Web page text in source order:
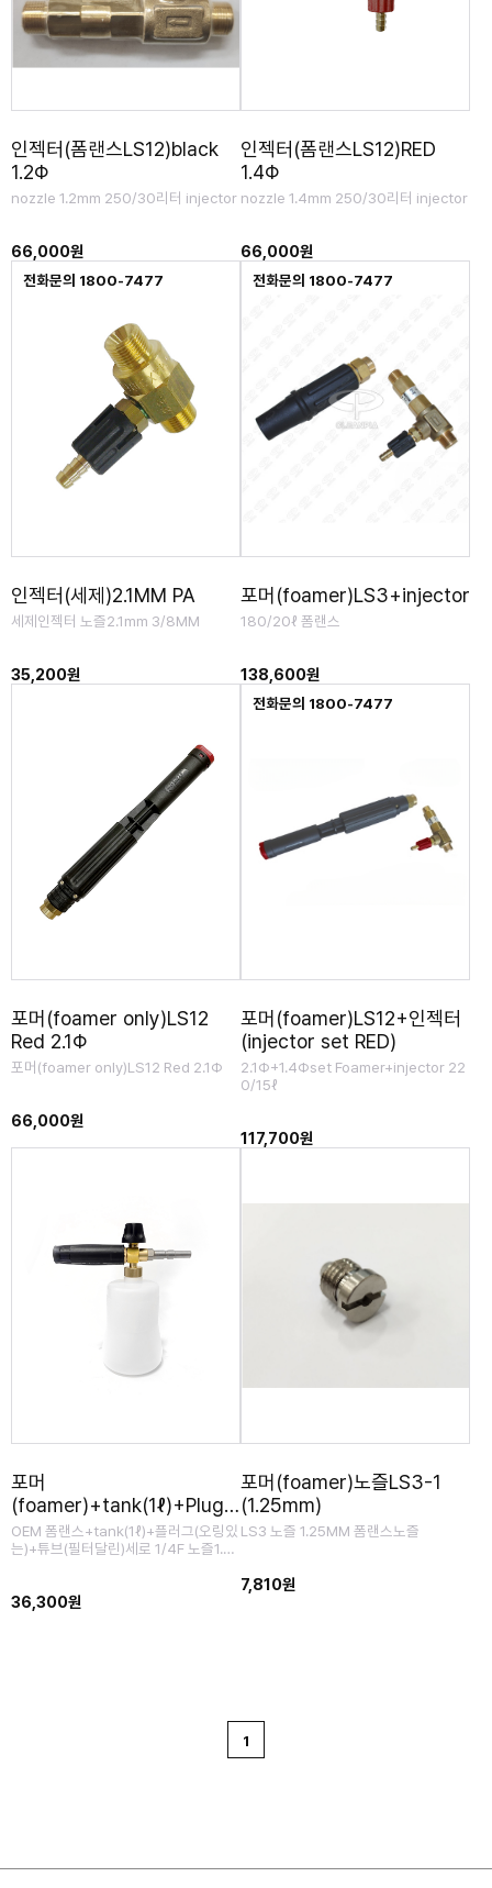
인젝터(폼랜스LS12)black
1.2Φ
nozzle 1.2mm 250/30리터 injector
66,000원
인젝터(폼랜스LS12)RED
1.4Φ
nozzle 1.4mm 250/30리터 injector
66,000원
전화문의 1800-7477
인젝터(세제)2.1MM PA
세제인젝터 노즐2.1mm 3/8MM
35,200원
전화문의 1800-7477
포머(foamer)LS3+injector
180/20ℓ 폼랜스
138,600원
포머(foamer only)LS12
Red 2.1Φ
포머(foamer only)LS12 Red 2.1Φ
66,000원
전화문의 1800-7477
포머(foamer)LS12+인젝터
(injector set RED)
2.1Φ+1.4Φset Foamer+injector 22
0/15ℓ
117,700원
포머
(foamer)+tank(1ℓ)+Plug
AR3type 세로1.25 new
OEM 폼랜스+tank(1ℓ)+플러그(오링있
는)+튜브(필터달린)세로 1/4F 노즐1.25
36,300원
포머(foamer)노즐LS3-1
(1.25mm)
LS3 노즐 1.25MM 폼랜스노즐
7,810원
1